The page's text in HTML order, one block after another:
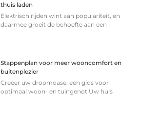
thuis laden
Elektrisch rijden wint aan populariteit, en
daarmee groeit de behoefte aan een
Stappenplan voor meer wooncomfort en
buitenplezier
Creëer uw droomoase: een gids voor
optimaal woon- en tuingenot Uw huis